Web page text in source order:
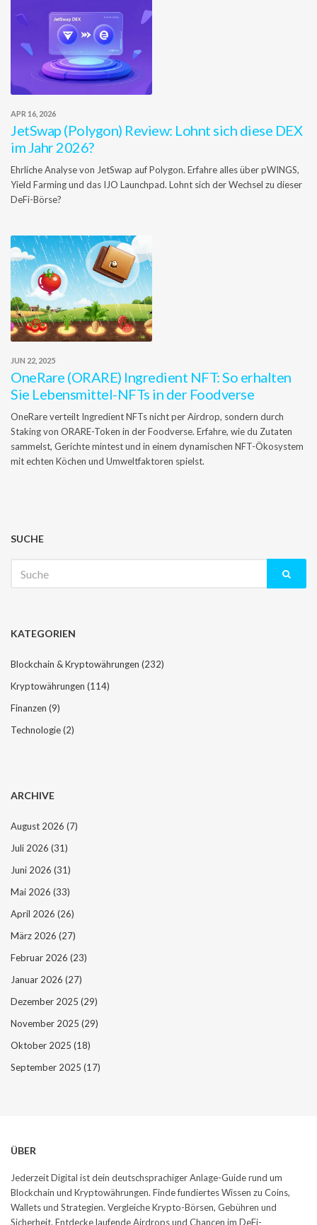
APR 16, 2026
JetSwap (Polygon) Review: Lohnt sich diese DEX
im Jahr 2026?
Ehrliche Analyse von JetSwap auf Polygon. Erfahre alles über pWINGS,
Yield Farming und das IJO Launchpad. Lohnt sich der Wechsel zu dieser
DeFi-Börse?
JUN 22, 2025
OneRare (ORARE) Ingredient NFT: So erhalten
Sie Lebensmittel-NFTs in der Foodverse
OneRare verteilt Ingredient NFTs nicht per Airdrop, sondern durch
Staking von ORARE-Token in der Foodverse. Erfahre, wie du Zutaten
sammelst, Gerichte mintest und in einem dynamischen NFT-Ökosystem
mit echten Köchen und Umweltfaktoren spielst.
SUCHE
nach:
KATEGORIEN
Blockchain & Kryptowährungen (232)
Kryptowährungen (114)
Finanzen (9)
Technologie(2)
ARCHIVE
August 2026 (7)
Juli 2026 (31)
Juni 2026 (31)
Mai 2026 (33)
April 2026 (26)
März 2026 (27)
Februar 2026 (23)
Januar 2026 (27)
Dezember 2025 (29)
November 2025 (29)
Oktober 2025 (18)
September 2025 (17)
ÜBER
Jederzeit Digital ist dein deutschsprachiger Anlage-Guide rund um
Blockchain und Kryptowährungen. Finde fundiertes Wissen zu Coins,
Wallets und Strategien. Vergleiche Krypto-Börsen, Gebühren und
Sicherheit. Entdecke laufende Airdrops und Chancen im DeFi-